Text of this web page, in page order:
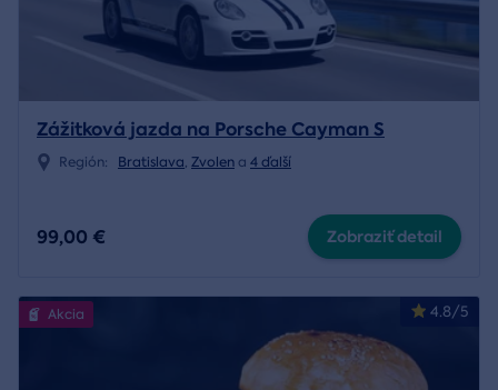
Zážitková jazda na Porsche Cayman S
Región: Bratislava, Zvolen a 4 ďalší
99,00 € Zobraziť detail
4.8/5
Akcia